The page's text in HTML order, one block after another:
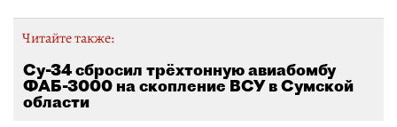
Читайте также:
Су-34 сбросил трёхтонную авиабомбу
ФАБ-3000 на скопление ВСУ в Сумской
области